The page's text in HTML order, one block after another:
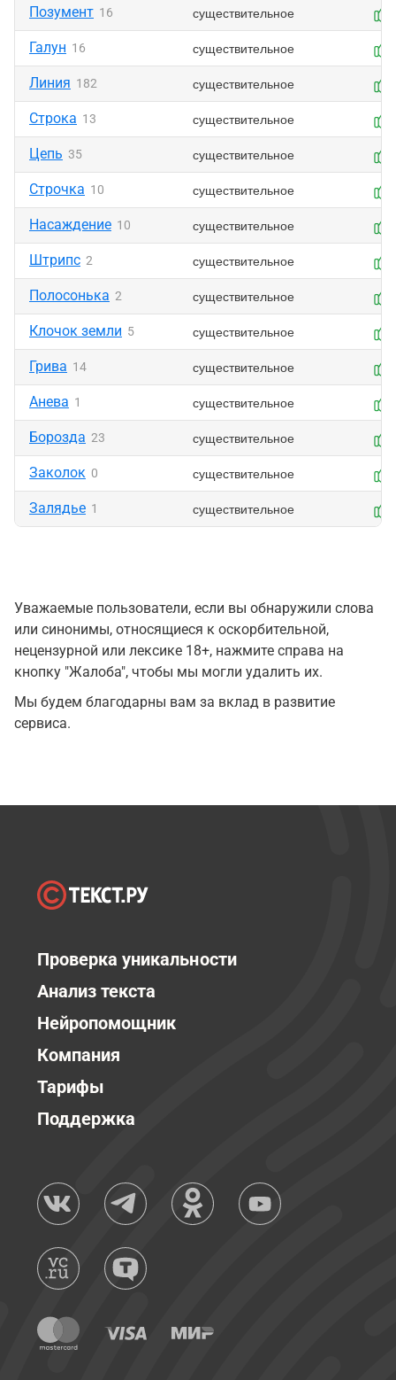
Позумент 16 существительное
Галун 16 существительное
Линия 182 существительное
Строка 13 существительное
Цепь 35 существительное
Строчка 10 существительное
Насаждение 10 существительное
Штрипс 2 существительное
Полосонька 2 существительное
Клочок земли 5 существительное
Грива 14 существительное
Анева 1 существительное
Борозда 23 существительное
Заколок 0 существительное
Залядье 1 существительное
Уважаемые пользователи, если вы обнаружили слова
или синонимы, относящиеся к оскорбительной,
нецензурной или лексике 18+, нажмите справа на
кнопку "Жалоба", чтобы мы могли удалить их.
Мы будем благодарны вам за вклад в развитие
сервиса.
Проверка уникальности
Анализ текста
Нейропомощник
Компания
Тарифы
Поддержка